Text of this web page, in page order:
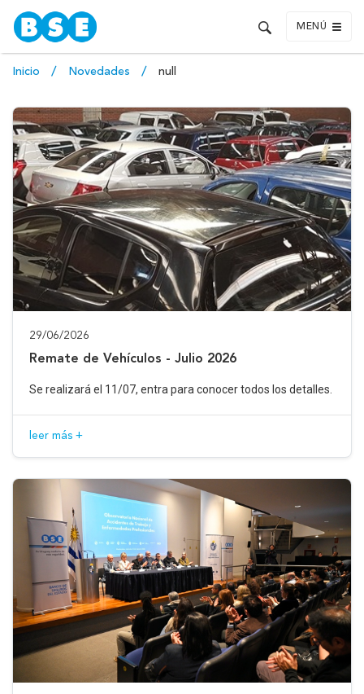
MENÚ
Inicio Novedades null
29/06/2026
Remate de Vehículos - Julio 2026
Se realizará el 11/07, entra para conocer todos los detalles.
leer más +